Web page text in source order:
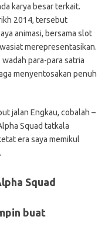
karya besar terkait.
2014, tersebut
animasi, bersama slot
merepresentasikan.
para-para satria
menyentosakan penuh
jalan Engkau, cobalah –
Squad tatkala
era saya memikul
Squad
buat